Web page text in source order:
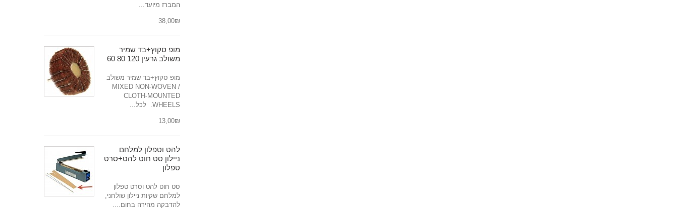
המברז מיועד...
₪‎38,00
מופ סקוץ+בד שמיר
משולב גרעין 120 80 60
מופ סקוץ+בד שמיר משולב
MIXED NON-WOVEN /
CLOTH-MOUNTED
WHEELS. לכל...
₪‎13,00
להט וטפלון למלחם
ניילון סט חוט להט+סרט
טפלון
סט חוט להט וסרט טפלון
למלחם שקיות ניילון שולחני,
להדבקה מהירה בחום....